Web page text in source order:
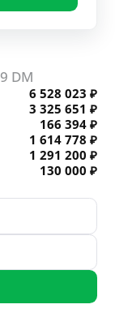
DM
6 528 023 ₽
3 325 651 ₽
166 394 ₽
1 614 778 ₽
1 291 200 ₽
130 000 ₽